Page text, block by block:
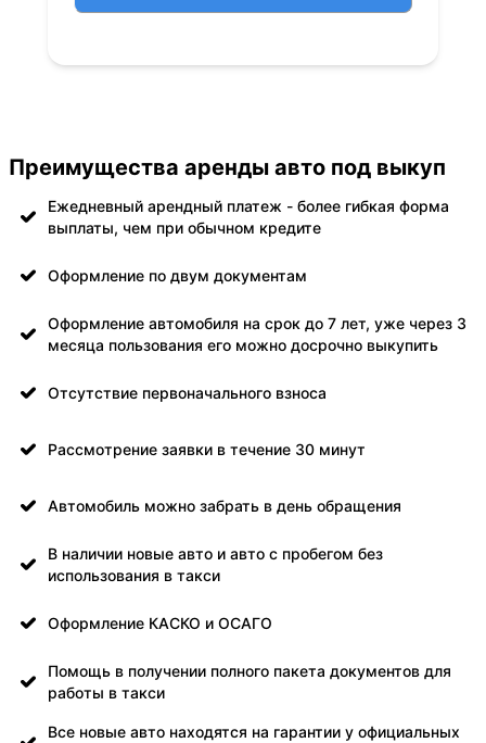
Преимущества аренды авто под выкуп
Ежедневный арендный платеж - более гибкая форма
выплаты, чем при обычном кредите
Оформление по двум документам
Оформление автомобиля на срок до 7 лет, уже через 3
месяца пользования его можно досрочно выкупить
Отсутствие первоначального взноса
Рассмотрение заявки в течение 30 минут
Автомобиль можно забрать в день обращения
В наличии новые авто и авто с пробегом без
использования в такси
Оформление КАСКО и ОСАГО
Помощь в получении полного пакета документов для
работы в такси
Все новые авто находятся на гарантии у официальных